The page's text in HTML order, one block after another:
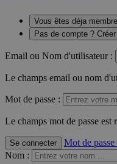
Vous êtes déja membre
Pas de compte ?
Email ou Nom d'utilisateur :
Le champs email ou nom
Mot de passe :
Le champs mot de passe est
Se connecter
Mot de
Nom :